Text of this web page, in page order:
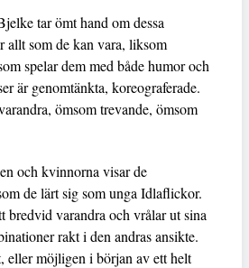
tar ömt hand om dessa
som de kan vara, liksom
spelar dem med både humor och
är genomtänkta, koreograferade.
ömsom trevande, ömsom
och kvinnorna visar de
de lärt sig som unga Idlaflickor.
bredvid varandra och vrålar ut sina
rakt i den andras ansikte.
eller möjligen i början av ett helt